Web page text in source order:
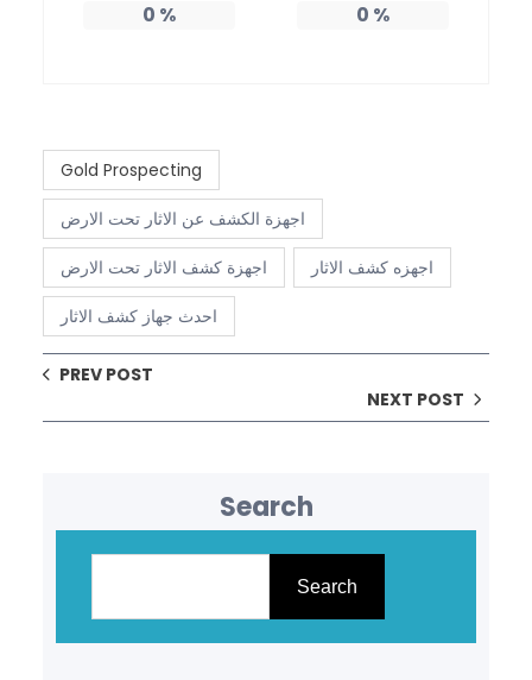
0 % 0 %
Gold Prospecting
اجهزة الكشف عن الاثار تحت الارض
اجهزة كشف الاثار تحت الارض اجهزه كشف الاثار
احدث جهاز كشف الاثار
PREV POST
NEXT POST
Search
Search